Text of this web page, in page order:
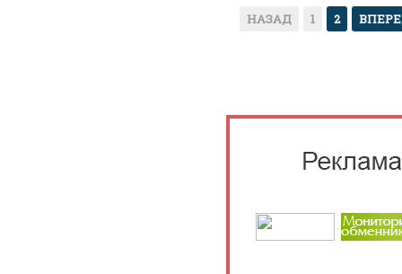
НАЗАД 1 2